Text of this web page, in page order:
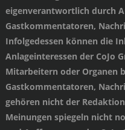
eigenverantwortlich durch
Gastkommentatoren,
Infolgedessen können die
Anlageinteressen der CoJo
Mitarbeitern oder Organen
Gastkommentatoren,
gehören nicht der
Meinungen spiegeln nicht